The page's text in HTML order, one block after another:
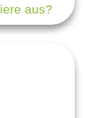
aus?